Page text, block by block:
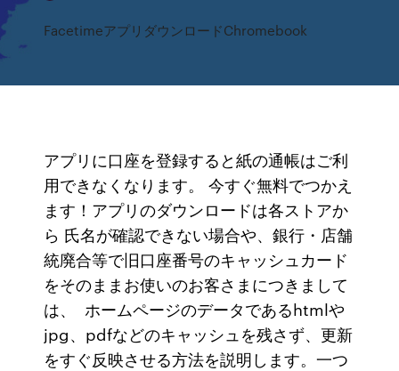
FacetimeアプリダウンロードChromebook
アプリに口座を登録すると紙の通帳はご利
用できなくなります。 今すぐ無料でつかえ
ます！アプリのダウンロードは各ストアか
ら 氏名が確認できない場合や、銀行・店舗
統廃合等で旧口座番号のキャッシュカード
をそのままお使いのお客さまにつきまして
は、 ホームページのデータであるhtmlや
jpg、pdfなどのキャッシュを残さず、更新
をすぐ反映させる方法を説明します。一つ